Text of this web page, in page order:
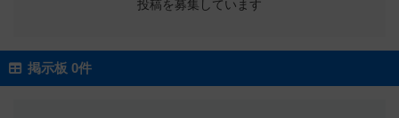
投稿を募集しています
掲示板 0件